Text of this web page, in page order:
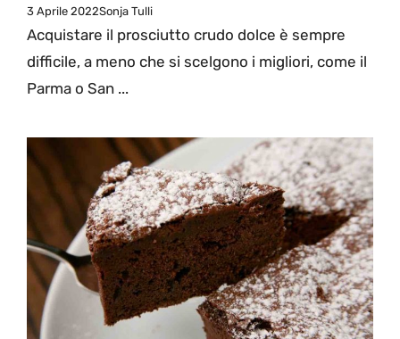
3 Aprile 2022Sonja Tulli
Acquistare il prosciutto crudo dolce è sempre
difficile, a meno che si scelgono i migliori, come il
Parma o San ...